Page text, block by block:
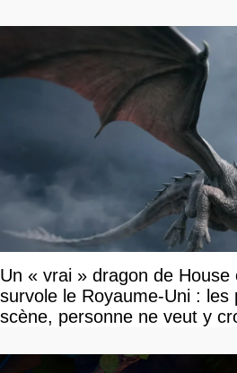
Un « vrai » dragon de House
survole le Royaume-Uni : les
scène, personne ne veut y